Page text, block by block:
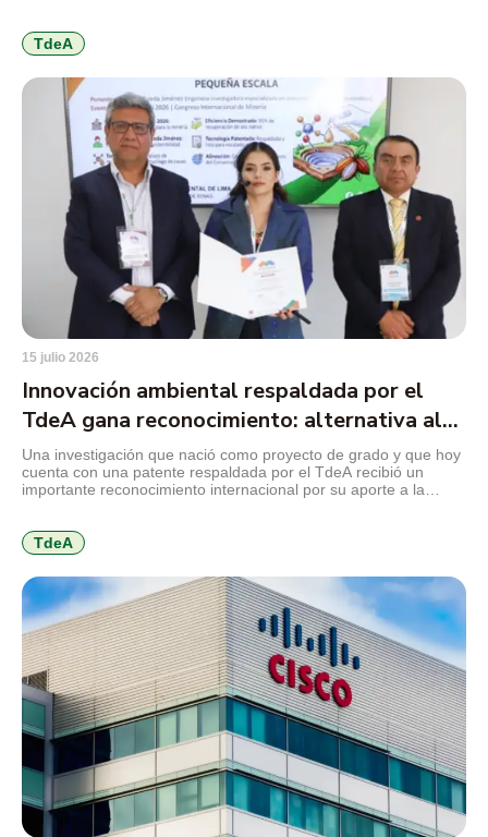
programas y beneficios que encontrarán durante […]
TdeA
15 julio 2026
Innovación ambiental respaldada por el
TdeA gana reconocimiento: alternativa al
mercurio en la minería
Una investigación que nació como proyecto de grado y que hoy
cuenta con una patente respaldada por el TdeA recibió un
importante reconocimiento internacional por su aporte a la
elaborado a partir de la cáscara de cacao, una […]
TdeA